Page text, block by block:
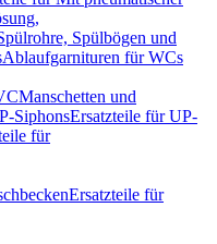
Spülbögen und
Ablaufgarnituren für WCs
Manschetten und
SiphonsErsatzteile für UP-
für
Ersatzteile für